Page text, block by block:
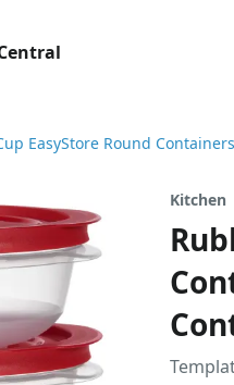
EasyStore Round
Kitchen